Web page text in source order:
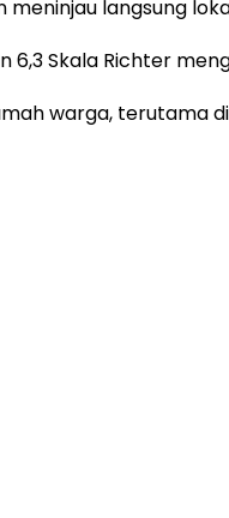
meninjau langsung
Skala Richter
warga, terutama